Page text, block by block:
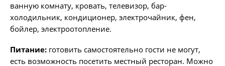
ванную комнату, кровать, телевизор, бар-
холодильник, кондиционер, электрочайник, фен,
бойлер, электроотопление.
Питание: готовить самостоятельно гости не могут,
есть возможность посетить местный ресторан. Можно